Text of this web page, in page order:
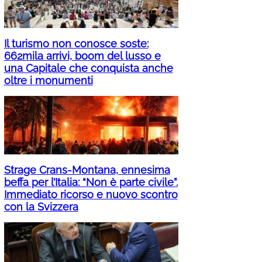
Il turismo non conosce soste:
662mila arrivi, boom del lusso e
una Capitale che conquista anche
oltre i monumenti
Strage Crans-Montana, ennesima
beffa per l’Italia: “Non è parte civile”.
Immediato ricorso e nuovo scontro
con la Svizzera